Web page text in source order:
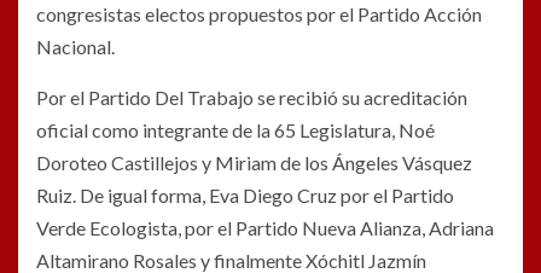
congresistas electos propuestos por el Partido Acción
Nacional.
Por el Partido Del Trabajo se recibió su acreditación
oficial como integrante de la 65 Legislatura, Noé
Doroteo Castillejos y Miriam de los Ángeles Vásquez
Ruiz. De igual forma, Eva Diego Cruz por el Partido
Verde Ecologista, por el Partido Nueva Alianza, Adriana
Altamirano Rosales y finalmente Xóchitl Jazmín